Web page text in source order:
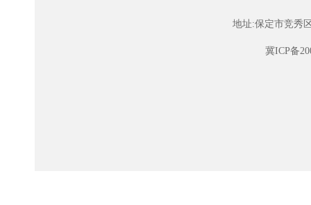
地址:保定市竞秀
冀ICP备